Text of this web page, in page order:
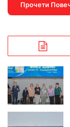
Прочети